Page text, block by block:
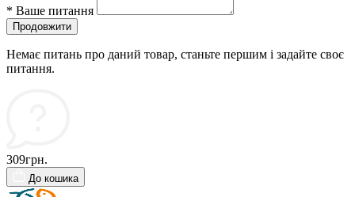
* Ваше питання
Продовжити
Немає питань про даний товар, станьте першим і задайте своє
питання.
309грн.
До кошика